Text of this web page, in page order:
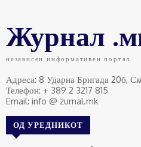
Журнал
независен информативен портал
Адреса: 8 Ударна Бригада 20б,
Телефон: + 389 2 3217 815
Email: info @ zurnal.mk
ОД УРЕДНИКОТ